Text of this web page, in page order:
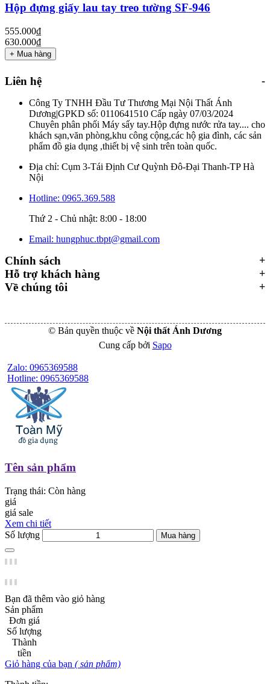
Hộp đựng giấy lau tay treo tường SF-946
555.000₫
630.000₫
+ Mua hàng
Liên hệ
Công Ty TNHH Đầu Tư Thương Mại Nội Thất Ánh
Dương|GPKD số: 0110641510 Cấp ngày 07/03/2024
Chuyên phân phối Máy sấy tay.Hộp đựng nước rửa tay.... cho
khách sạn,văn phòng,khu công cộng,các hộ gia đình, các sản
phẩm đồ gia dụng ,thiết bị vệ sinh trên toàn quốc.
Địa chỉ: Cụm 3-Tái Định Cư Quỳnh Đô-Đại Thanh-TP Hà
Nội
Hotline: 0965.369.588
Thứ 2 - Chủ nhật: 8:00 - 18:00
Email: hungphuc.tbpt@gmail.com
Chính sách
Hỗ trợ khách hàng
Về chúng tôi
© Bản quyền thuộc về Nội thất Ánh Dương
Cung cấp bởi Sapo
Zalo: 0965369588
Hotline: 0965369588
Tên sản phẩm
Trạng thái: Còn hàng
giá
giá sale
Xem chi tiết
Số lượng
Mua hàng
Bạn đã thêm vào giỏ hàng
Sản phẩm
Đơn giá
Số lượng
Thành
tiền
Giỏ hàng của bạn (sản phẩm)